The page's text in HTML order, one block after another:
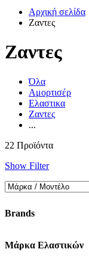
Αρχική σελίδα
Ζαντες
Ζαντες
Όλα
Αμορτισέρ
Ελαστικα
Ζαντες
...
22 Προϊόντα
Show Filter
Brands
Μάρκα Ελαστικών